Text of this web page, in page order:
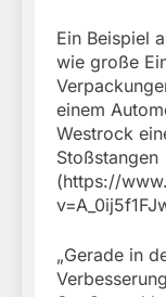
Ein Beispiel
wie große
einem
Westrock
Stoßstangen
(https://
„Gerade in